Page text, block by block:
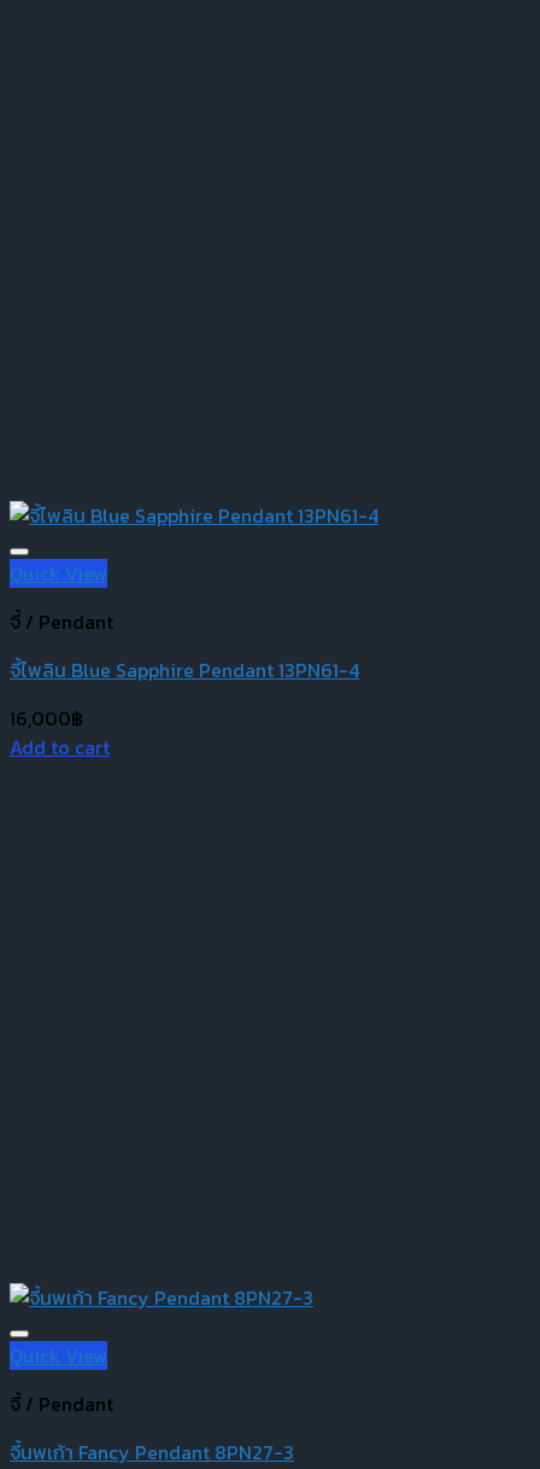
Quick View
จี้ / Pendant
จี้ไพลิน Blue Sapphire Pendant 13PN61-4
16,000฿
Add to cart
Quick View
จี้ / Pendant
จี้นพเก้า Fancy Pendant 8PN27-3